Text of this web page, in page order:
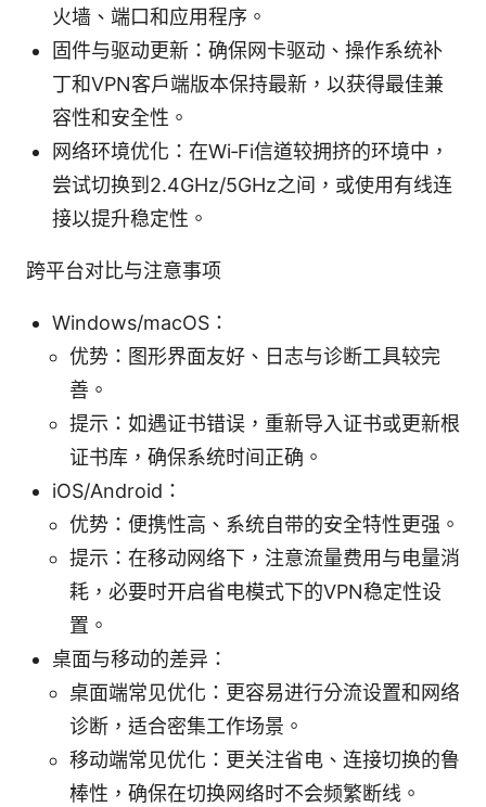
火墙、端口和应用程序。
固件与驱动更新：确保网卡驱动、操作系统补
丁和VPN客户端版本保持最新，以获得最佳兼
容性和安全性。
网络环境优化：在Wi‑Fi信道较拥挤的环境中，
尝试切换到2.4GHz/5GHz之间，或使用有线连
接以提升稳定性。
跨平台对比与注意事项
Windows/macOS：
优势：图形界面友好、日志与诊断工具较完
善。
提示：如遇证书错误，重新导入证书或更新根
证书库，确保系统时间正确。
iOS/Android：
优势：便携性高、系统自带的安全特性更强。
提示：在移动网络下，注意流量费用与电量消
耗，必要时开启省电模式下的VPN稳定性设
置。
桌面与移动的差异：
桌面端常见优化：更容易进行分流设置和网络
诊断，适合密集工作场景。
移动端常见优化：更关注省电、连接切换的鲁
棒性，确保在切换网络时不会频繁断线。